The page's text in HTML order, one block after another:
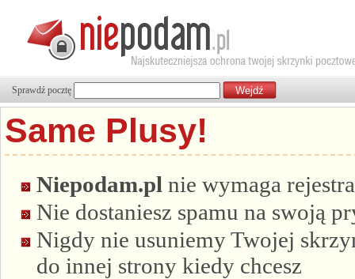
Sprawdź pocztę
Same Plusy!
Niepodam.pl nie wymaga
Nie dostaniesz spamu na swoją
Nigdy nie usuniemy Twojej
do innej strony kiedy chcesz